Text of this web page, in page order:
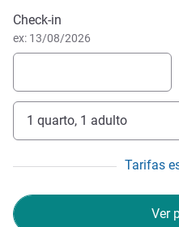
Reservar este hotel
Check-in
ex: 13/08/2026
1 quarto, 1 adulto
Tarifas
Ver